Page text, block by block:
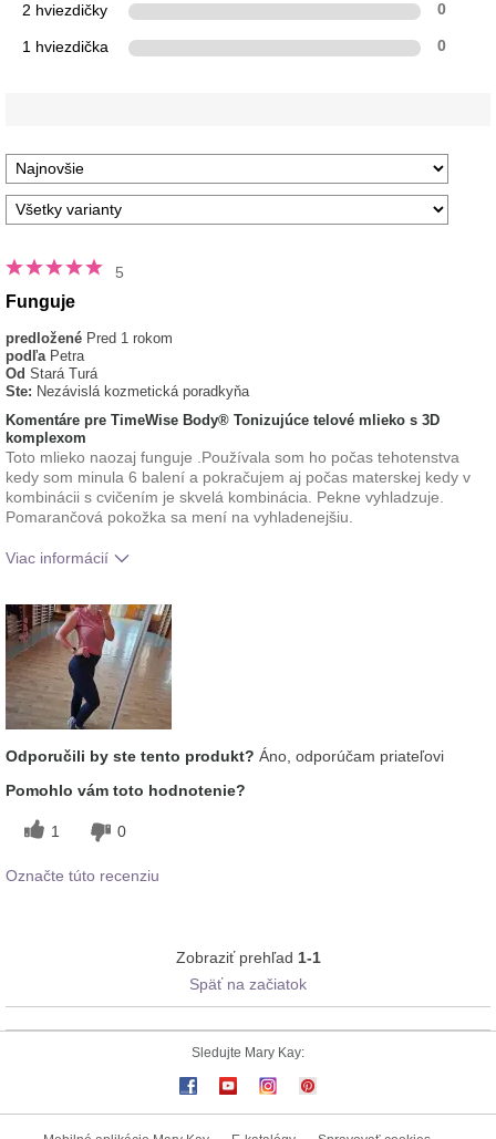
2 hviezdičky 0
1 hviezdička 0
5
Funguje
predložené Pred 1 rokom
podľa Petra
Od Stará Turá
Ste: Nezávislá kozmetická poradkyňa
Komentáre pre TimeWise Body® Tonizujúce telové mlieko s 3D
komplexom
Toto mlieko naozaj funguje .Používala som ho počas tehotenstva
kedy som minula 6 balení a pokračujem aj počas materskej kedy v
kombinácii s cvičením je skvelá kombinácia. Pekne vyhladzuje.
Pomarančová pokožka sa mení na vyhladenejšiu.
Viac informácií
používaním tohto
prípravku?
Odporučili by ste tento produkt? Áno, odporúčam priateľovi
Pomohlo vám toto hodnotenie?
1 0
Označte túto recenziu
Zobraziť prehľad 1-1
Späť na začiatok
Sledujte Mary Kay: